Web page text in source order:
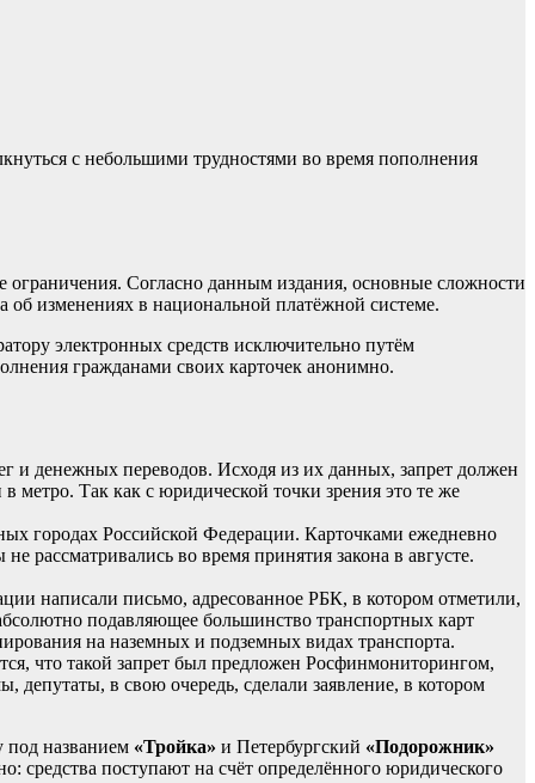
с небольшими трудностями во время пополнения
ограничения. Согласно данным издания, основные сложности
об изменениях в национальной платёжной системе.
электронных средств исключительно путём
гражданами своих карточек анонимно.
и денежных переводов. Исходя из их данных, запрет должен
метро. Так как с юридической точки зрения это те же
городах Российской Федерации. Карточками ежедневно
рассматривались во время принятия закона в августе.
написали письмо, адресованное РБК, в котором отметили,
подавляющее большинство транспортных карт
на наземных и подземных видах транспорта.
что такой запрет был предложен Росфинмониторингом,
в свою очередь, сделали заявление, в котором
под названием «Тройка» и Петербургский «Подорожник»
средства поступают на счёт определённого юридического